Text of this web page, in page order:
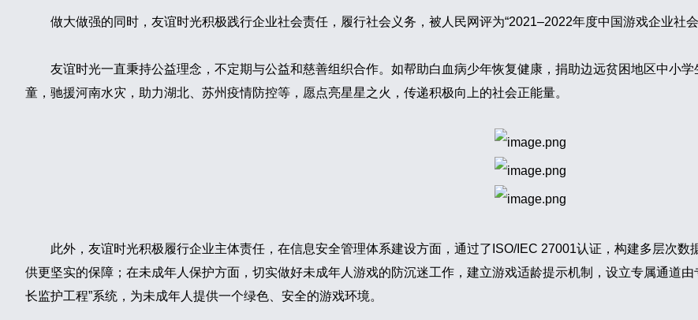
做大做强的同时，友谊时光积极践行企业社会责任，履行社会义务，被人民网评为“2021–2022年度中国游戏企业社会
友谊时光一直秉持公益理念，不定期与公益和慈善组织合作。如帮助白血病少年恢复健康，捐助边远贫困地区中小
童，驰援河南水灾，助力湖北、苏州疫情防控等，愿点亮星星之火，传递积极向上的社会正能量。
此外，友谊时光积极履行企业主体责任，在信息安全管理体系建设方面，通过了ISO/IEC 27001认证，构建多层次数
供更坚实的保障；在未成年人保护方面，切实做好未成年人游戏的防沉迷工作，建立游戏适龄提示机制，设立专属通道
长监护工程”系统，为未成年人提供一个绿色、安全的游戏环境。